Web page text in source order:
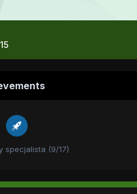
specjalista (9/17)